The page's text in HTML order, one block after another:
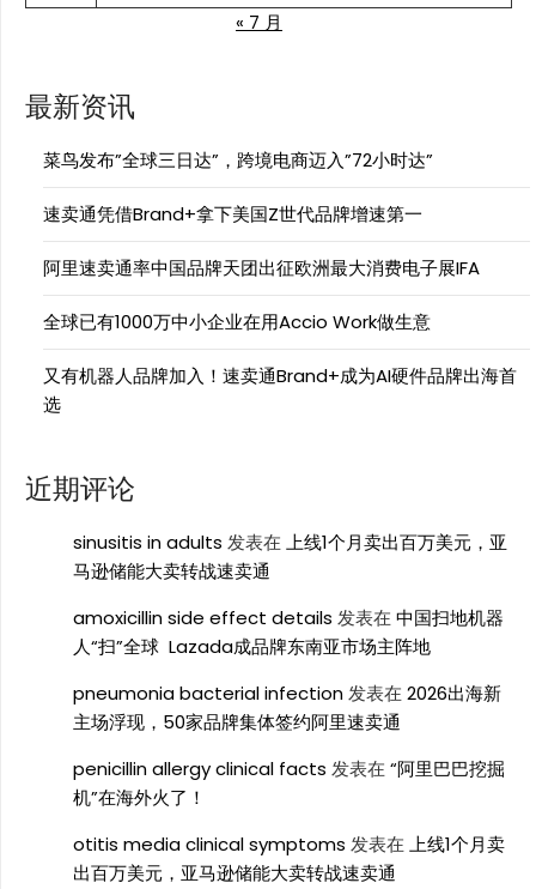
« 7 月
最新资讯
菜鸟发布”全球三日达”，跨境电商迈入”72小时达”
速卖通凭借Brand+拿下美国Z世代品牌增速第一
阿里速卖通率中国品牌天团出征欧洲最大消费电子展IFA
全球已有1000万中小企业在用Accio Work做生意
又有机器人品牌加入！速卖通Brand+成为AI硬件品牌出海首
选
近期评论
sinusitis in adults 发表在 上线1个月卖出百万美元，亚
马逊储能大卖转战速卖通
amoxicillin side effect details 发表在 中国扫地机器
人“扫”全球 Lazada成品牌东南亚市场主阵地
pneumonia bacterial infection发表在 2026出海新
主场浮现，50家品牌集体签约阿里速卖通
penicillin allergy clinical facts 发表在 “阿里巴巴挖掘
机”在海外火了！
otitis media clinical symptoms 发表在 上线1个月卖
出百万美元，亚马逊储能大卖转战速卖通